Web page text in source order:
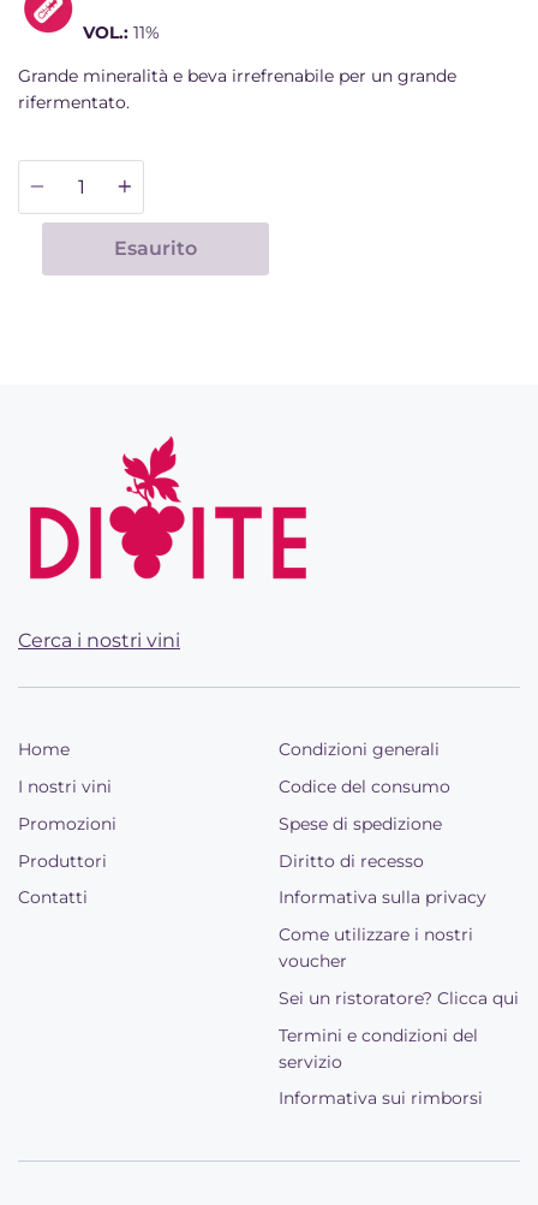
VOL.: 11%
Grande mineralità e beva irrefrenabile per un grande
rifermentato.
Quantità
Esaurito
Cerca i nostri vini
Home
I nostri vini
Promozioni
Produttori
Contatti
Condizioni generali
Codice del consumo
Spese di spedizione
Diritto di recesso
Informativa sulla privacy
Come utilizzare i nostri
voucher
Sei un ristoratore? Clicca qui
Termini e condizioni del
servizio
Informativa sui rimborsi